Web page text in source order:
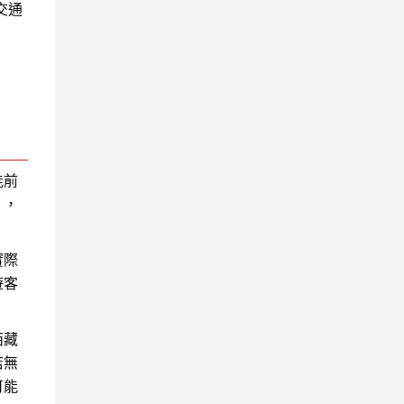
通
前
際
客
藏
無
能